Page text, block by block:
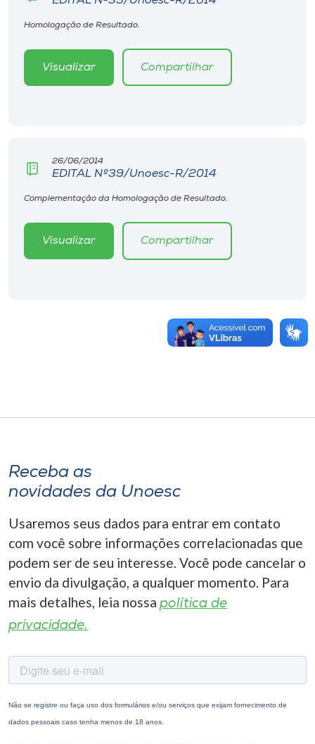
Selecione
Homologação de Resultado.
Visualizar Compartilhar
26/06/2014
EDITAL Nº39/Unoesc-R/2014
Complementação da Homologação de Resultado.
Visualizar Compartilhar
Receba as
novidades da Unoesc
Usaremos seus dados para entrar em contato
com você sobre informações correlacionadas que
podem ser de seu interesse. Você pode cancelar o
envio da divulgação, a qualquer momento. Para
mais detalhes, leia nossa política de
privacidade.